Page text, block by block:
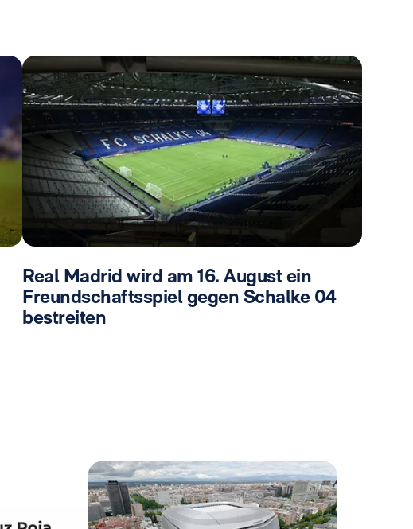
Real Madrid wird am 16. August ein
Freundschaftsspiel gegen Schalke 04
bestreiten